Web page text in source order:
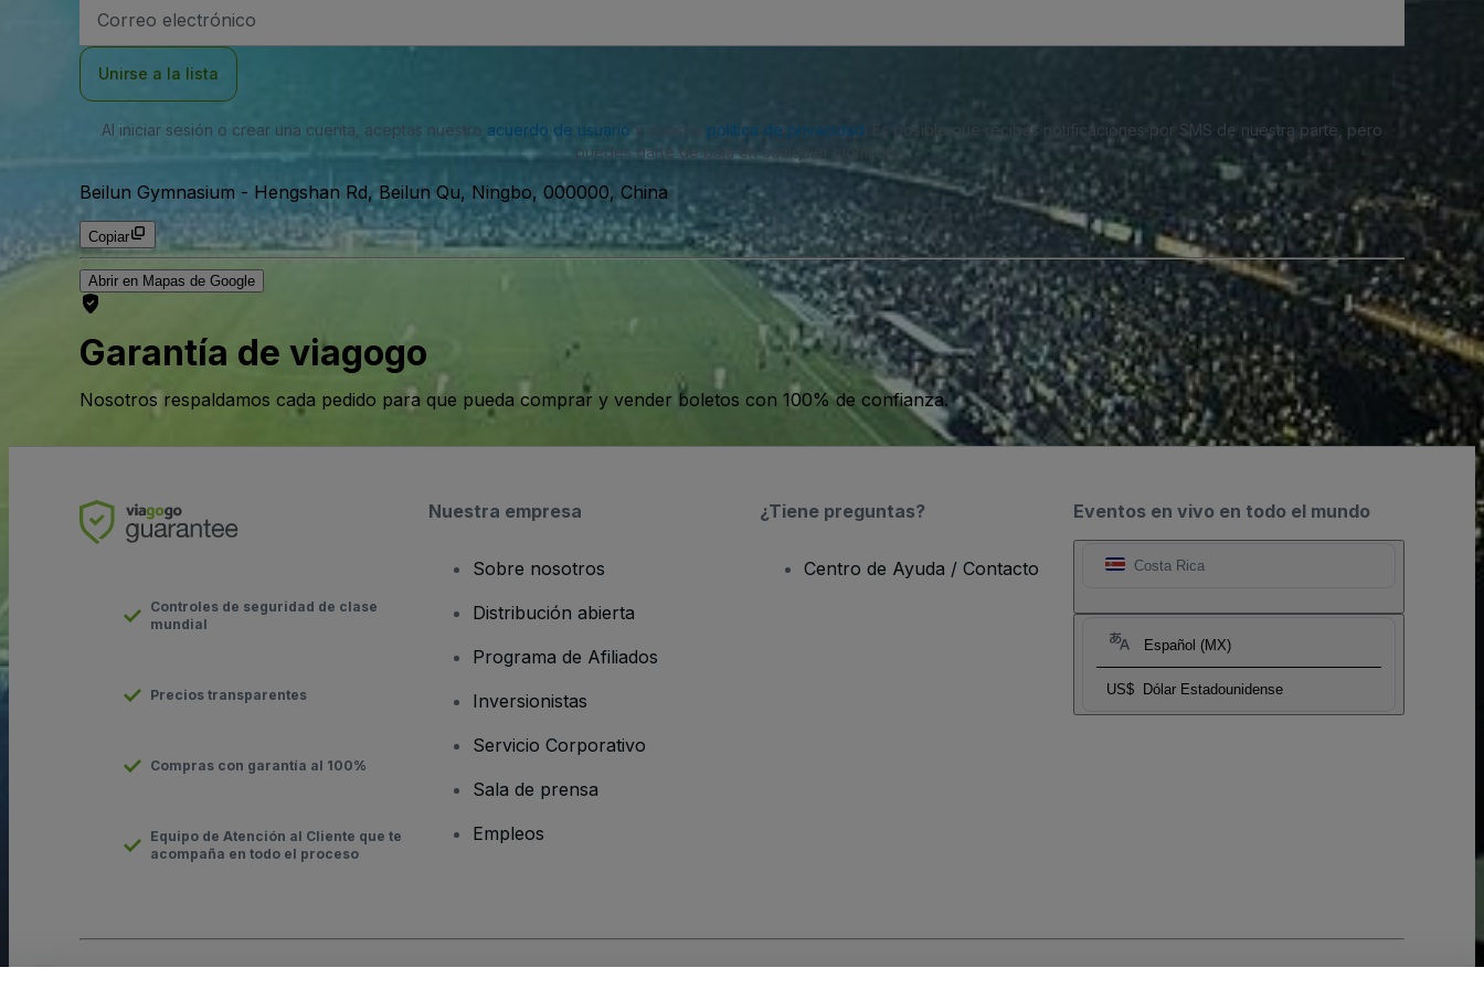
de
Unirse a la lista
Al iniciar sesión o crear una cuenta, aceptas nuestro acuerdo de usuario y nuestra política de privacidad . Es posible que recibas notificaciones por SMS de nuestra parte, pero
puedes darte de baja en cualquier momento.
Beilun Gymnasium - Hengshan Rd, Beilun Qu, Ningbo, 000000, China
Copiar
Abrir en Mapas de Google
Garantía de viagogo
Nosotros respaldamos cada pedido para que pueda comprar y vender boletos con 100% de confianza.
Eventos en vivo en todo el mundo
Costa Rica
Español (MX)
US$ Dólar Estadounidense
Controles de seguridad de clase
mundial
Precios transparentes
Compras con garantía al 100%
Equipo de Atención al Cliente que te
acompaña en todo el proceso
Nuestra empresa
Sobre nosotros
Distribución abierta
Programa de Afiliados
Inversionistas
Servicio Corporativo
Sala de prensa
Empleos
¿Tiene preguntas?
Centro de Ayuda / Contacto